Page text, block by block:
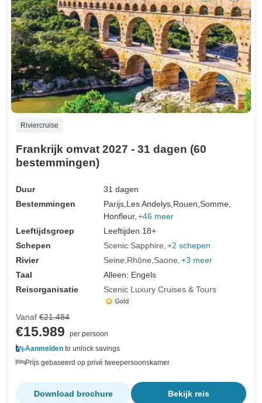
Riviercruise
Frankrijk omvat 2027 - 31 dagen (60
bestemmingen)
Duur
31 dagen
Bestemmingen
Parijs, Les Andelys, Rouen,Somme,
Honfleur, +46 meer
Leeftijdsgroep
Leeftijden 18+
Schepen
Scenic Sapphire +2 schepen
Rivier
Seine Rhône Saone +3 meer
Taal
Alleen: Engels
Reisorganisatie
Scenic Luxury Cruises & Tours
Vanaf €21.484
€15.989
per persoon
Aanmelden to unlock savings
Prijs gebaseerd op privé tweepersoonskamer
Bekijk reis
Download brochure